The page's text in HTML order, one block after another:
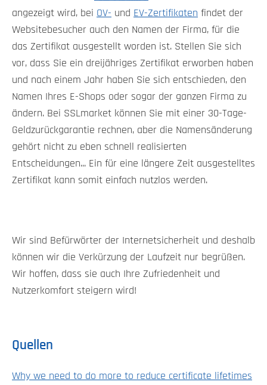
angezeigt wird, bei OV- und EV-Zertifikaten findet der
Websitebesucher auch den Namen der Firma, für die
das Zertifikat ausgestellt worden ist. Stellen Sie sich
vor, dass Sie ein dreijähriges Zertifikat erworben haben
und nach einem Jahr haben Sie sich entschieden, den
Namen Ihres E-Shops oder sogar der ganzen Firma zu
ändern. Bei SSLmarket können Sie mit einer 30-Tage-
Geldzurückgarantie rechnen, aber die Namensänderung
gehört nicht zu eben schnell realisierten
Entscheidungen... Ein für eine längere Zeit ausgestelltes
Zertifikat kann somit einfach nutzlos werden.
Wir sind Befürwörter der Internetsicherheit und deshalb
können wir die Verkürzung der Laufzeit nur begrüßen.
Wir hoffen, dass sie auch Ihre Zufriedenheit und
Nutzerkomfort steigern wird!
Quellen
Why we need to do more to reduce certificate lifetimes